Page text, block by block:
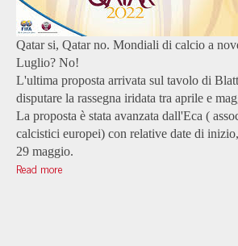
Qatar si, Qatar no. Mondiali di calcio a
Luglio? No!
L'ultima proposta arrivata sul tavolo di
disputare la rassegna iridata tra aprile e
La proposta è stata avanzata dall'Eca (
calcistici europei) con relative date di
29 maggio.
Read more